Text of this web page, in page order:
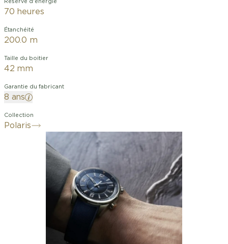
Réserve d'énergie
70 heures
Étanchéité
200.0 m
Taille du boitier
42 mm
Garantie du fabricant
8 ans
Collection
Polaris
Dans la lignée des codes de la
collection Polaris, le cadran laqué de la
Polaris Date arbore de magnifiques
nuances de bleu en dégradé, qui
captivent l’attention. Les trois niveaux
de finitions, lunette opaline, disque des
index grainé et centre soleillé,
permettent de délimiter les différentes
parties de la montre, en mettant en